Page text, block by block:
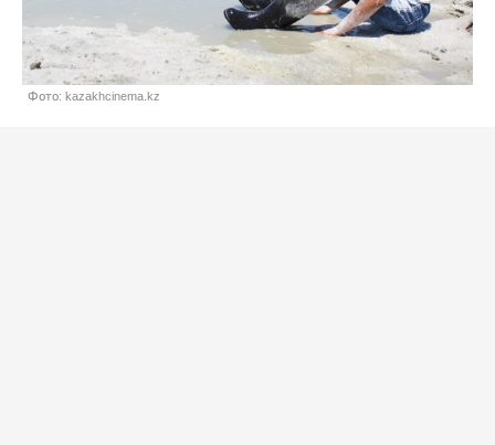
Фото: kazakhcinema.kz